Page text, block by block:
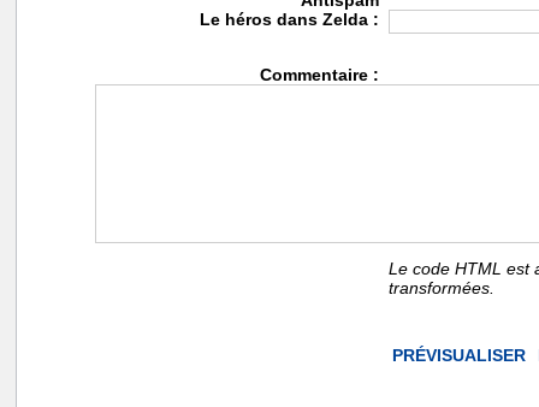
Le héros dans Zelda :
Commentaire :
Le code HTML est
transformées.